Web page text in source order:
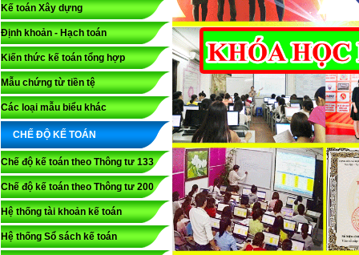
Kế toán Xây dựng
Định khoản - Hạch toán
Kiến thức kế toán tổng hợp
Mẫu chứng từ tiền tệ
Các loại mẫu biểu khác
CHẾ ĐỘ KẾ TOÁN
Chế độ kế toán theo Thông tư 133
Chế độ kế toán theo Thông tư 200
Hệ thống tài khoản kế toán
Hệ thống Sổ sách kế toán